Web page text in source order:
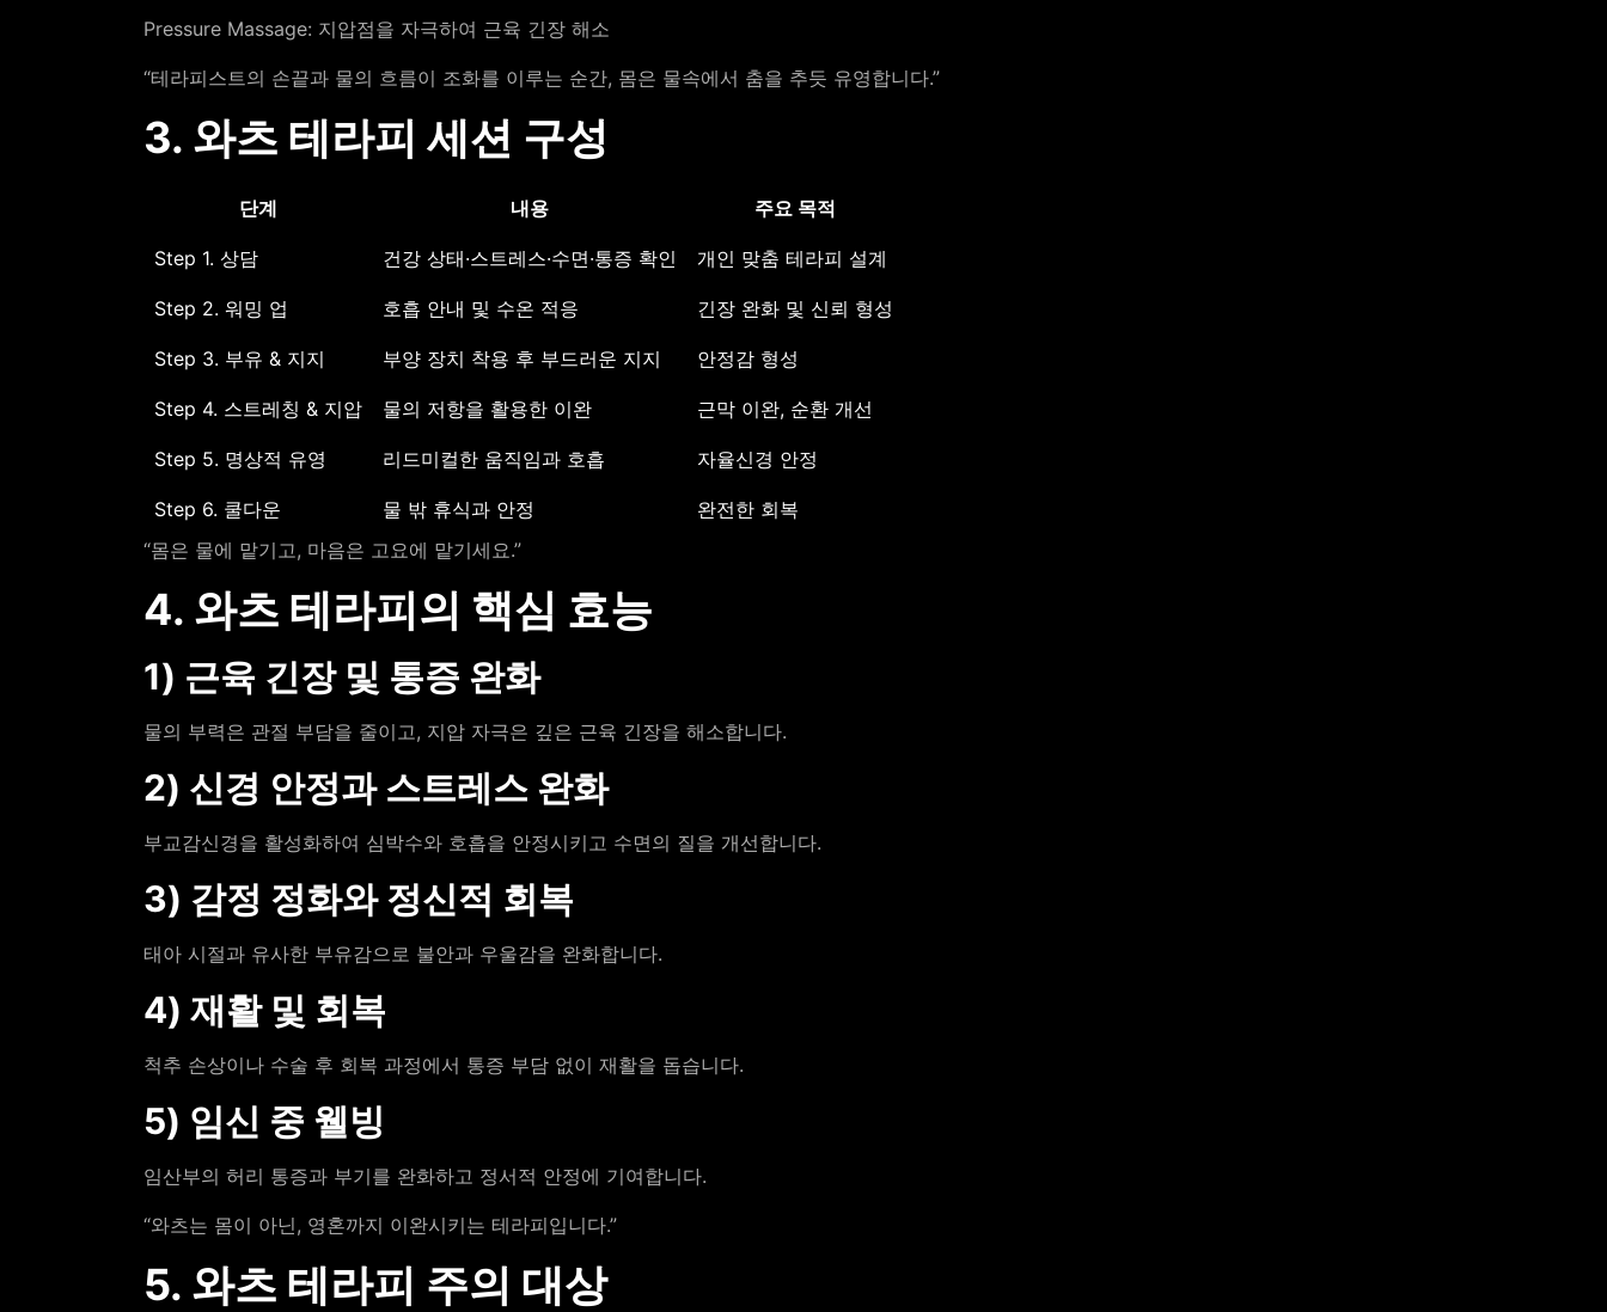
Pressure Massage: 지압점을 자극하여 근육 긴장 해소
“테라피스트의 손끝과 물의 흐름이 조화를 이루는 순간, 몸은 물속에서 춤을 추듯 유영합니다.”
3. 와츠 테라피 세션 구성
단계 내용 주요 목적
Step 1. 상담 건강 상태·스트레스·수면·통증 확인 개인 맞춤 테라피 설계
Step 2. 워밍 업 호흡 안내 및 수온 적응 긴장 완화 및 신뢰 형성
Step 3. 부유 & 지지 부양 장치 착용 후 부드러운 지지 안정감 형성
Step 4. 스트레칭 & 지압 물의 저항을 활용한 이완 근막 이완, 순환 개선
Step 5. 명상적 유영 리드미컬한 움직임과 호흡 자율신경 안정
Step 6. 쿨다운 물 밖 휴식과 안정
완전한 회복
“몸은 물에 맡기고, 마음은 고요에 맡기세요.”
4. 와츠 테라피의 핵심 효능
1) 근육 긴장 및 통증 완화
물의 부력은 관절 부담을 줄이고, 지압 자극은 깊은 근육 긴장을 해소합니다.
2) 신경 안정과 스트레스 완화
부교감신경을 활성화하여 심박수와 호흡을 안정시키고 수면의 질을 개선합니다.
3) 감정 정화와 정신적 회복
태아 시절과 유사한 부유감으로 불안과 우울감을 완화합니다.
4) 재활 및 회복
척추 손상이나 수술 후 회복 과정에서 통증 부담 없이 재활을 돕습니다.
5) 임신 중 웰빙
임산부의 허리 통증과 부기를 완화하고 정서적 안정에 기여합니다.
“와츠는 몸이 아닌, 영혼까지 이완시키는 테라피입니다.”
5. 와츠 테라피 주의 대상